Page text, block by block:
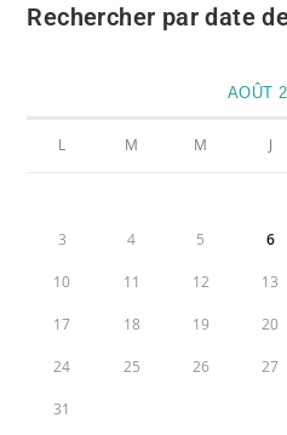
Rechercher par date
AOÛT
L M M J
3 4 5 6
10 11 12 13
17 18 19 20
24 25 26 27
31